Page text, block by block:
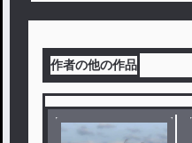
作者の他の作品